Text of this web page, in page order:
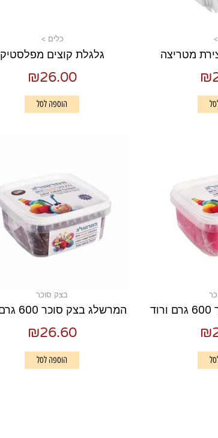
מטריצה
₪
כלים >
גלגלת קוצים מפלסטיק
₪26.00
הוספה לסל
₪
בצק סוכר
המרשלג בצק סוכר 600 גרם חום
₪26.60
הוספה לסל